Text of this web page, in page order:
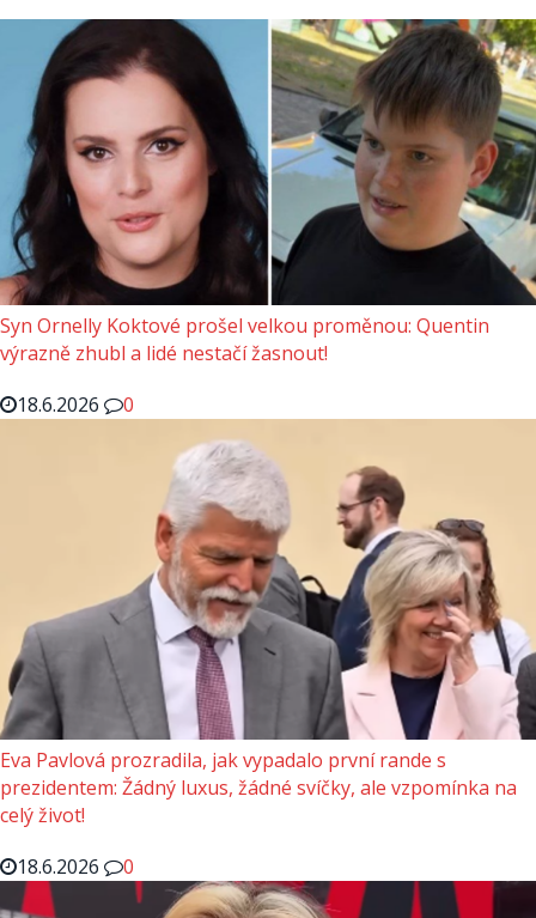
Syn Ornelly Koktové prošel velkou proměnou: Quentin
výrazně zhubl a lidé nestačí žasnout!
18.6.2026
0
Eva Pavlová prozradila, jak vypadalo první rande s
prezidentem: Žádný luxus, žádné svíčky, ale vzpomínka na
celý život!
18.6.2026
0